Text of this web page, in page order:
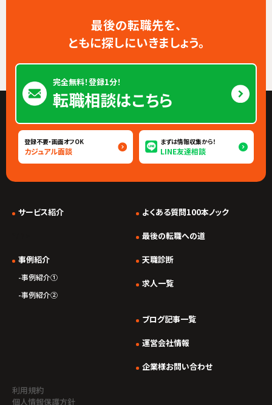
最後の転職先を、
ともに探しにいきましょう。
完全無料！登録1分！
転職相談はこちら
登録不要・画面オフOK
カジュアル面談
まずは情報収集から！
LINE友達相談
サービス紹介
事例紹介
事例紹介①
事例紹介②
よくある質問100本ノック
最後の転職への道
天職診断
求人一覧
ブログ記事一覧
運営会社情報
企業様お問い合わせ
利用規約
個人情報保護方針